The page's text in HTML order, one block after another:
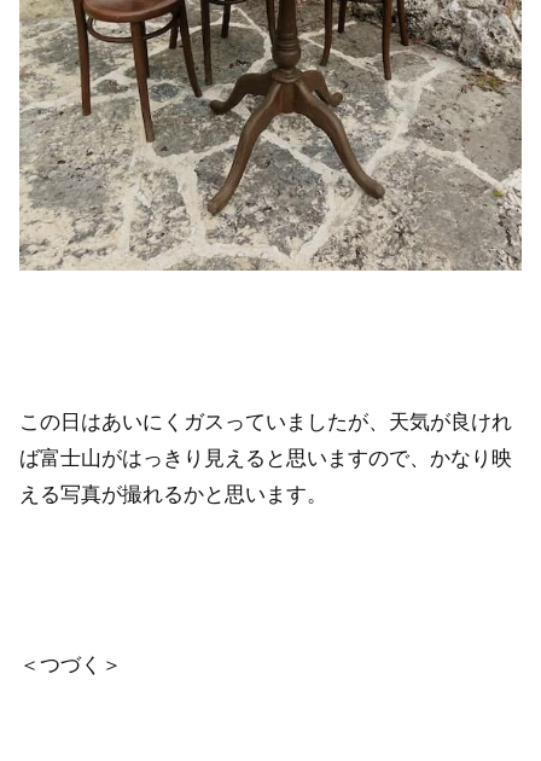
この日はあいにくガスっていましたが、天気が良けれ
ば富士山がはっきり見えると思いますので、かなり映
える写真が撮れるかと思います。
＜つづく＞